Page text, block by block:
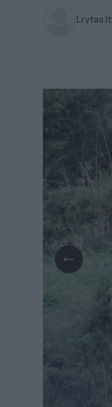
Lrytas.lt